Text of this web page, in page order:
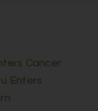
Cancer
Enters